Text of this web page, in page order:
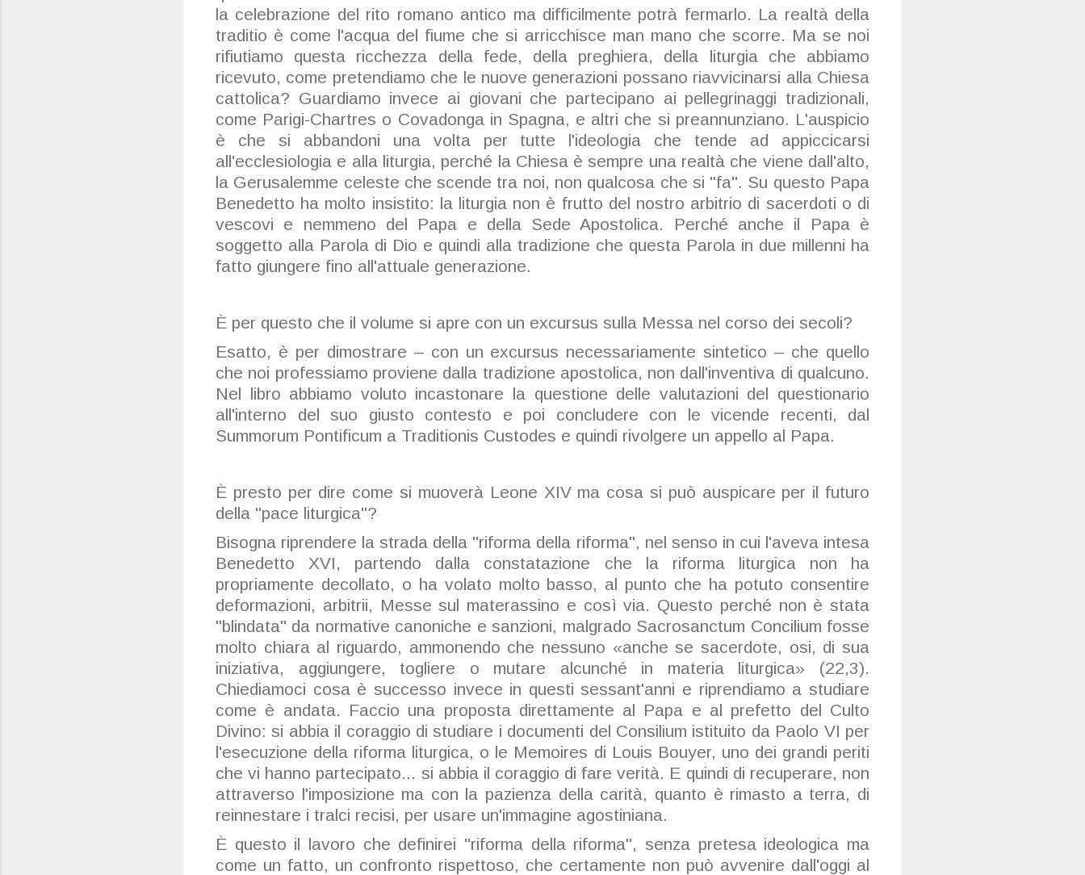
la celebrazione del rito romano antico ma difficilmente potrà fermarlo. La realtà della
traditio è come l'acqua del fiume che si arricchisce man mano che scorre. Ma se noi
rifiutiamo questa ricchezza della fede, della preghiera, della liturgia che abbiamo
ricevuto, come pretendiamo che le nuove generazioni possano riavvicinarsi alla Chiesa
cattolica? Guardiamo invece ai giovani che partecipano ai pellegrinaggi tradizionali,
come Parigi-Chartres o Covadonga in Spagna, e altri che si preannunziano. L'auspicio
è che si abbandoni una volta per tutte l'ideologia che tende ad appiccicarsi
all'ecclesiologia e alla liturgia, perché la Chiesa è sempre una realtà che viene dall'alto,
la Gerusalemme celeste che scende tra noi, non qualcosa che si "fa". Su questo Papa
Benedetto ha molto insistito: la liturgia non è frutto del nostro arbitrio di sacerdoti o di
vescovi e nemmeno del Papa e della Sede Apostolica. Perché anche il Papa è
soggetto alla Parola di Dio e quindi alla tradizione che questa Parola in due millenni ha
fatto giungere fino all'attuale generazione.
È per questo che il volume si apre con un excursus sulla Messa nel corso dei secoli?
Esatto, è per dimostrare – con un excursus necessariamente sintetico – che quello
che noi professiamo proviene dalla tradizione apostolica, non dall'inventiva di qualcuno.
Nel libro abbiamo voluto incastonare la questione delle valutazioni del questionario
all'interno del suo giusto contesto e poi concludere con le vicende recenti, dal
Summorum Pontificum a Traditionis Custodes e quindi rivolgere un appello al Papa.
È presto per dire come si muoverà Leone XIV ma cosa si può auspicare per il futuro
della "pace liturgica"?
Bisogna riprendere la strada della "riforma della riforma", nel senso in cui l'aveva intesa
Benedetto XVI, partendo dalla constatazione che la riforma liturgica non ha
propriamente decollato, o ha volato molto basso, al punto che ha potuto consentire
deformazioni, arbitrii, Messe sul materassino e così via. Questo perché non è stata
"blindata" da normative canoniche e sanzioni, malgrado Sacrosanctum Concilium fosse
molto chiara al riguardo, ammonendo che nessuno «anche se sacerdote, osi, di sua
iniziativa, aggiungere, togliere o mutare alcunché in materia liturgica» (22,3).
Chiediamoci cosa è successo invece in questi sessant'anni e riprendiamo a studiare
come è andata. Faccio una proposta direttamente al Papa e al prefetto del Culto
Divino: si abbia il coraggio di studiare i documenti del Consilium istituito da Paolo VI per
l'esecuzione della riforma liturgica, o le Memoires di Louis Bouyer, uno dei grandi periti
che vi hanno partecipato... si abbia il coraggio di fare verità. E quindi di recuperare, non
attraverso l'imposizione ma con la pazienza della carità, quanto è rimasto a terra, di
reinnestare i tralci recisi, per usare un'immagine agostiniana.
È questo il lavoro che definirei "riforma della riforma", senza pretesa ideologica ma
come un fatto, un confronto rispettoso, che certamente non può avvenire dall'oggi al